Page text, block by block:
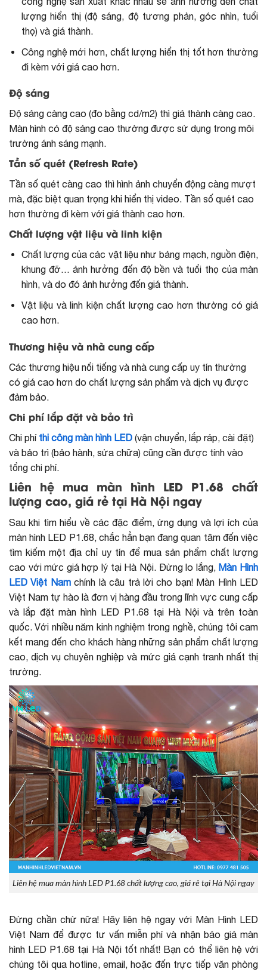
lượng hiển thị (độ sáng, độ tương phản, góc nhìn, tuổi
thọ) và giá thành.
Công nghệ mới hơn, chất lượng hiển thị tốt hơn thường
đi kèm với giá cao hơn.
Độ sáng
Độ sáng càng cao (đo bằng cd/m2) thì giá thành càng cao.
Màn hình có độ sáng cao thường được sử dụng trong môi
trường ánh sáng mạnh.
Tần số quét (Refresh Rate)
Tần số quét càng cao thì hình ảnh chuyển động càng mượt
mà, đặc biệt quan trọng khi hiển thị video. Tần số quét cao
hơn thường đi kèm với giá thành cao hơn.
Chất lượng vật liệu và linh kiện
Chất lượng của các vật liệu như bảng mạch, nguồn điện,
khung đỡ… ảnh hưởng đến độ bền và tuổi thọ của màn
hình, và do đó ảnh hưởng đến giá thành.
Vật liệu và linh kiện chất lượng cao hơn thường có giá
cao hơn.
Thương hiệu và nhà cung cấp
Các thương hiệu nổi tiếng và nhà cung cấp uy tín thường
có giá cao hơn do chất lượng sản phẩm và dịch vụ được
đảm bảo.
Chi phí lắp đặt và bảo trì
Chi phí thi công màn hình LED (vận chuyển, lắp ráp, cài đặt)
và bảo trì (bảo hành, sửa chữa) cũng cần được tính vào
tổng chi phí.
Liên hệ mua màn hình LED P1.68 chất
lượng cao, giá rẻ tại Hà Nội ngay
Sau khi tìm hiểu về các đặc điểm, ứng dụng và lợi ích của
màn hình LED P1.68, chắc hẳn bạn đang quan tâm đến việc
tìm kiếm một địa chỉ uy tín để mua sản phẩm chất lượng
cao với mức giá hợp lý tại Hà Nội. Đừng lo lắng, Màn Hình
LED Việt Namchính là câu trả lời cho bạn! Màn Hình LED
Việt Nam tự hào là đơn vị hàng đầu trong lĩnh vực cung cấp
và lắp đặt màn hình LED P1.68 tại Hà Nội và trên toàn
quốc. Với nhiều năm kinh nghiệm trong nghề, chúng tôi cam
kết mang đến cho khách hàng những sản phẩm chất lượng
cao, dịch vụ chuyên nghiệp và mức giá cạnh tranh nhất thị
trường.
Liên hệ mua màn hình LED P1.68 chất lượng cao, giá rẻ tại Hà Nội ngay
Đừng chần chừ nữa! Hãy liên hệ ngay với Màn Hình LED
Việt Nam để được tư vấn miễn phí và nhận báo giá màn
hình LED P1.68 tại Hà Nội tốt nhất! Bạn có thể liên hệ với
chúng tôi qua hotline, email, hoặc đến trực tiếp văn phòng